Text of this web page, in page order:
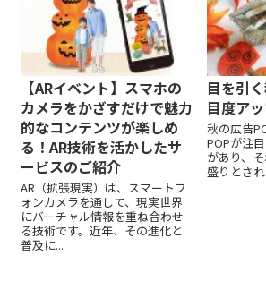
【ARイベント】スマホの
カメラをかざすだけで魅力
的なコンテンツが楽しめ
る！AR技術を活かしたサ
ービスのご紹介
AR（拡張現実）は、スマートフ
ォンカメラを通して、現実世界
にバーチャル情報を重ね合わせ
る技術です。近年、その進化と
普及に...
目を引
目度アッ
秋の広告
POPが注
があり、
盛りとさ